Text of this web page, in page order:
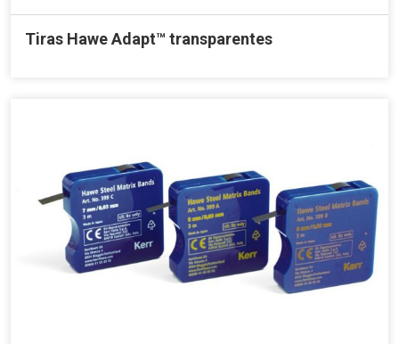
Tiras Hawe Adapt™ transparentes